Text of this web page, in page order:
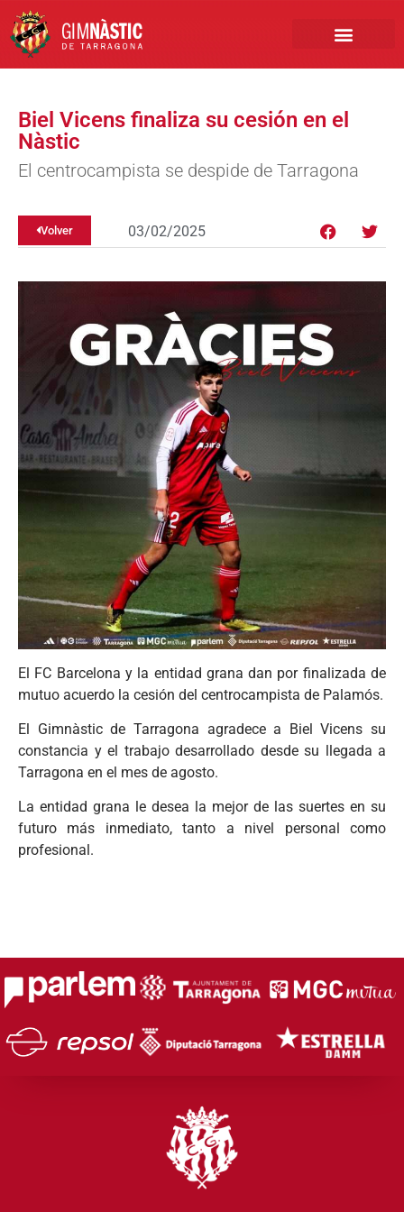
Biel Vicens finaliza su cesión en el
Nàstic
El centrocampista se despide de Tarragona
Volver 03/02/2025
El FC Barcelona y la entidad grana dan por finalizada de
mutuo acuerdo la cesión del centrocampista de Palamós.
El Gimnàstic de Tarragona agradece a Biel Vicens su
constancia y el trabajo desarrollado desde su llegada a
Tarragona en el mes de agosto.
La entidad grana le desea la mejor de las suertes en su
futuro más inmediato, tanto a nivel personal como
profesional.